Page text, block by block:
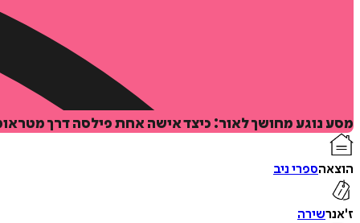
מסע נוגע מחושך לאור: כיצד אישה אחת פילסה דרך
הוצאהספרי ניב
ז'אנרשירה